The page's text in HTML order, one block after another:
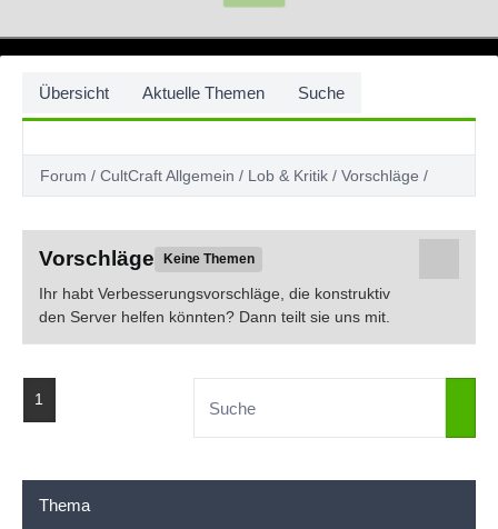
Übersicht Aktuelle Themen Suche
Forum CultCraft Allgemein Lob & Kritik Vorschläge
Vorschläge Keine Themen
Ihr habt Verbesserungsvorschläge, die konstruktiv
den Server helfen könnten? Dann teilt sie uns mit.
1
Thema